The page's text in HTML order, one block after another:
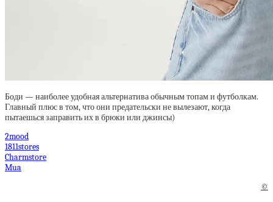
Боди — наиболее удобная альтернатива обычным топам и футболкам.
Главный плюс в том, что они предательски не вылезают, когда
пытаешься заправить их в брюки или джинсы)
2mood
1811stores
Charmstore
Mua
©